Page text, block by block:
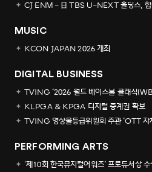
8
9
6
7
8
8
9
CJ ENM - 日 TBS U-NEXT 홀딩스, 합
MUSIC
KCON JAPAN 2026 개최
DIGITAL BUSINESS
TVING ‘2026 월드 베이스볼 클래식
KLPGA & KPGA 디지털 중계권 확보
TVING 영상물등급위원회 주관 ‘OTT 자
PERFORMING ARTS
‘제10회 한국뮤지컬어워즈’ 프로듀서상 수